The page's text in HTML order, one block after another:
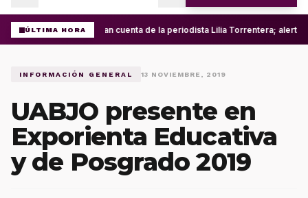
ÚLTIMA HORA Roban cuenta de la periodista Lilia Torrentera;
INFORMACIÓN GENERAL 13 NOVIEMBRE, 2019
UABJO presente en
Exporienta Educativa
y de Posgrado 2019